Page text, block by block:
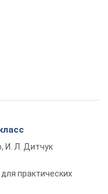
И. Л. Дитчук
практических